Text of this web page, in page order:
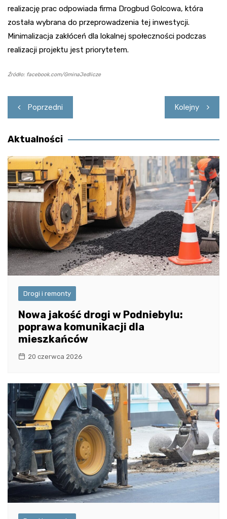
realizację prac odpowiada firma Drogbud Golcowa, która
została wybrana do przeprowadzenia tej inwestycji.
Minimalizacja zakłóceń dla lokalnej społeczności podczas
realizacji projektu jest priorytetem.
Źródło: facebook.com/GminaJedlicze
Nawigacja
wpisu
Poprzedni Kolejny
Aktualności
Drogi i remonty
Nowa jakość drogi w Podniebylu:
poprawa komunikacji dla
mieszkańców
20 czerwca 2026